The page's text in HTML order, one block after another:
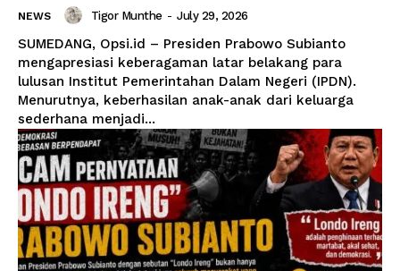
NEWS Tigor Munthe - July 29, 2026
SUMEDANG, Opsi.id – Presiden Prabowo Subianto
mengapresiasi keberagaman latar belakang para
lulusan Institut Pemerintahan Dalam Negeri (IPDN).
Menurutnya, keberhasilan anak-anak dari keluarga
sederhana menjadi...